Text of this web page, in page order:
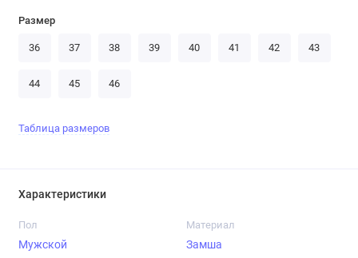
Размер
36 37 38 39 40 41 42 43
44 45 46
Таблица размеров
Характеристики
Пол
Мужской
Материал
Замша